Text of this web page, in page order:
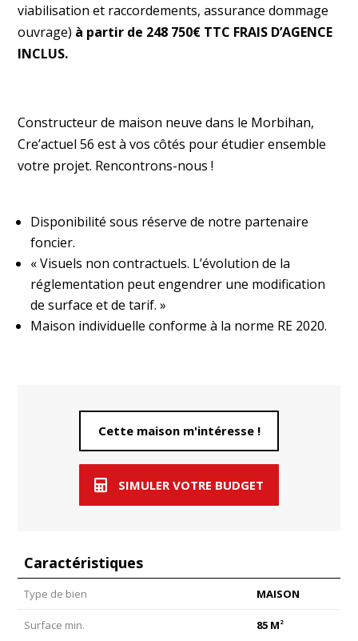
viabilisation et raccordements, assurance dommage
ouvrage) à partir de 248 750€ TTC FRAIS D’AGENCE
INCLUS.
Constructeur de maison neuve dans le Morbihan,
Cre’actuel 56 est à vos côtés pour étudier ensemble
votre projet. Rencontrons-nous !
Disponibilité sous réserve de notre partenaire
foncier.
« Visuels non contractuels. L’évolution de la
réglementation peut engendrer une modification
de surface et de tarif. »
Maison individuelle conforme à la norme RE 2020.
Cette maison m'intéresse !
SIMULER VOTRE BUDGET
Caractéristiques
Type de bien MAISON
Surface min. 85 M 2